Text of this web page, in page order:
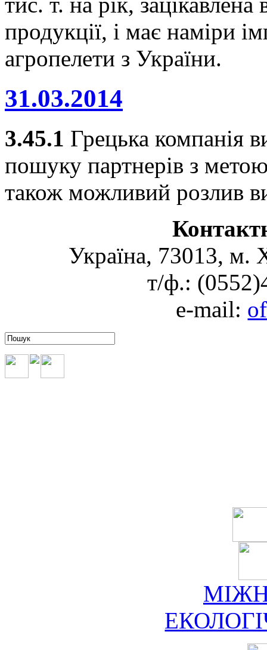
продукції, і має наміри
агропелети з України.
31.03.2014
3.45.1 Грецька компанія
пошуку партнерів з
також можливий розлив
Україна, 73013, м.
т/ф.:
e-mail: